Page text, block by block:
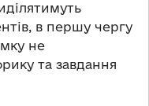
в першу чергу
не
та завдання